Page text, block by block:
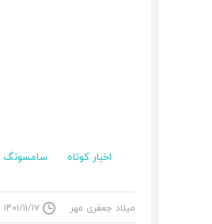
اخبار کوتاه سامسونگ
میلاد جعفری مهر ۱۴۰۱/۱۱/۱۷ ۲۲:۰۰:۴۰